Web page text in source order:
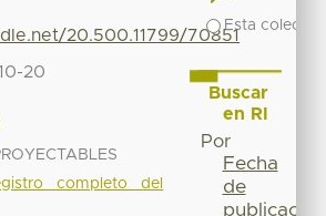
20.500.11799/70851
20
completo del
Esta
Buscar
en RI
Por
Fecha
de
publicación